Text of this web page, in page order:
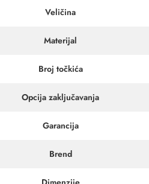
Veličina
Materijal
Broj točkića
Opcija zaključavanja
Garancija
Brend